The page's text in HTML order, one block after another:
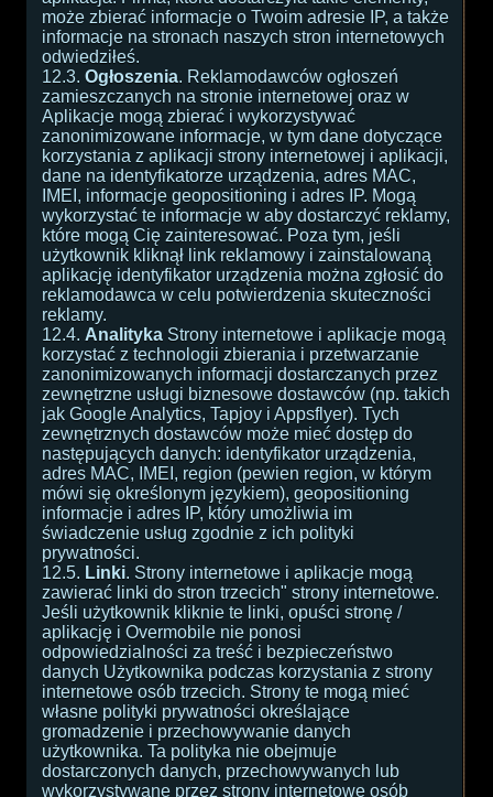
może zbierać informacje o Twoim adresie IP, a także
informacje na stronach naszych stron internetowych
odwiedziłeś.
12.3. Ogłoszenia. Reklamodawców ogłoszeń
zamieszczanych na stronie internetowej oraz w
Aplikacje mogą zbierać i wykorzystywać
zanonimizowane informacje, w tym dane dotyczące
korzystania z aplikacji strony internetowej i aplikacji,
dane na identyfikatorze urządzenia, adres MAC,
IMEI, informacje geopositioning i adres IP. Mogą
wykorzystać te informacje w aby dostarczyć reklamy,
które mogą Cię zainteresować. Poza tym, jeśli
użytkownik kliknął link reklamowy i zainstalowaną
aplikację identyfikator urządzenia można zgłosić do
reklamodawca w celu potwierdzenia skuteczności
reklamy.
12.4. Analityka Strony internetowe i aplikacje mogą
korzystać z technologii zbierania i przetwarzanie
zanonimizowanych informacji dostarczanych przez
zewnętrzne usługi biznesowe dostawców (np. takich
jak Google Analytics, Tapjoy i Appsflyer). Tych
zewnętrznych dostawców może mieć dostęp do
następujących danych: identyfikator urządzenia,
adres MAC, IMEI, region (pewien region, w którym
mówi się określonym językiem), geopositioning
informacje i adres IP, który umożliwia im
świadczenie usług zgodnie z ich polityki
prywatności.
12.5. Linki. Strony internetowe i aplikacje mogą
zawierać linki do stron trzecich" strony internetowe.
Jeśli użytkownik kliknie te linki, opuści stronę /
aplikację i Overmobile nie ponosi
odpowiedzialności za treść i bezpieczeństwo
danych Użytkownika podczas korzystania z strony
internetowe osób trzecich. Strony te mogą mieć
własne polityki prywatności określające
gromadzenie i przechowywanie danych
użytkownika. Ta polityka nie obejmuje
dostarczonych danych, przechowywanych lub
wykorzystywane przez strony internetowe osób